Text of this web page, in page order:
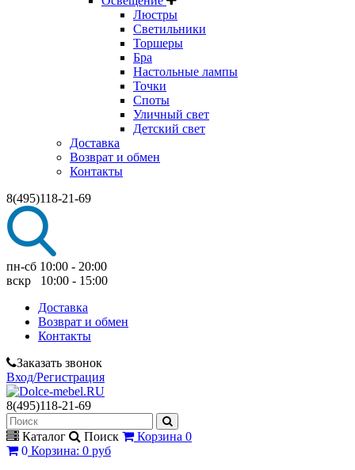
Люстры
Светильники
Торшеры
Бра
Настольные лампы
Точки
Споты
Уличный свет
Детский свет
Доставка
Возврат и обмен
Контакты
8(495)118-21-69
пн-сб 10:00 - 20:00
вскр 10:00 - 15:00
Доставка
Возврат и обмен
Контакты
Заказать звонок
Вход/Регистрация
8(495)118-21-69
Каталог Поиск Корзина 0
0 Корзина: 0 руб